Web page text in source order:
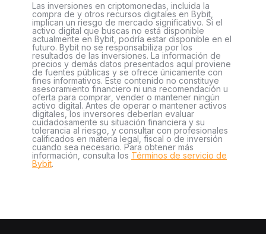
Las inversiones en criptomonedas, incluida la
compra de y otros recursos digitales en Bybit,
implican un riesgo de mercado significativo. Si el
activo digital que buscas no está disponible
actualmente en Bybit, podría estar disponible en el
futuro. Bybit no se responsabiliza por los
resultados de las inversiones. La información de
precios y demás datos presentados aquí proviene
de fuentes públicas y se ofrece únicamente con
fines informativos. Este contenido no constituye
asesoramiento financiero ni una recomendación u
oferta para comprar, vender o mantener ningún
activo digital. Antes de operar o mantener activos
digitales, los inversores deberían evaluar
cuidadosamente su situación financiera y su
tolerancia al riesgo, y consultar con profesionales
calificados en materia legal, fiscal o de inversión
cuando sea necesario. Para obtener más
información, consulta los Términos de servicio de
Bybit.